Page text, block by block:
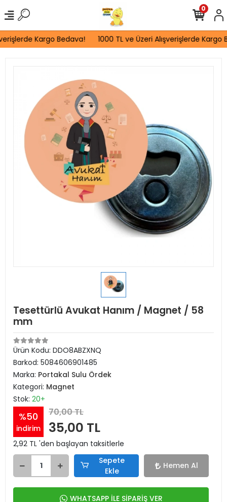
Kargo Bedava! 1000 TL ve Üzeri Alışverişlerde Kargo
0
Tesettürlü Avukat Hanım / Magnet / 58
mm
Ürün Kodu: DDO8ABZXNQ
Barkod: 5084606901485
Marka: Portakal Sulu Ördek
Kategori: Magnet
Stok: 20+
%50
indirim
70,00 TL
35,00 TL
2,92 TL 'den başlayan taksitlerle
Sepete
Ekle
Hemen Al
WHATSAPP İLE SİPARİŞ VER